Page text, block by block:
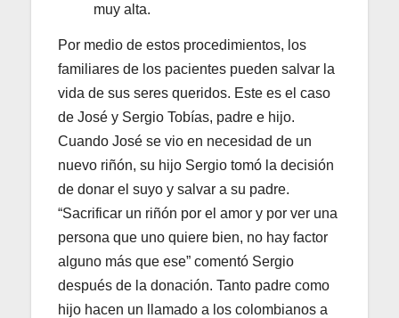
muy alta.
Por medio de estos procedimientos, los
familiares de los pacientes pueden salvar la
vida de sus seres queridos. Este es el caso
de José y Sergio Tobías, padre e hijo.
Cuando José se vio en necesidad de un
nuevo riñón, su hijo Sergio tomó la decisión
de donar el suyo y salvar a su padre.
“Sacrificar un riñón por el amor y por ver una
persona que uno quiere bien, no hay factor
alguno más que ese” comentó Sergio
después de la donación. Tanto padre como
hijo hacen un llamado a los colombianos a